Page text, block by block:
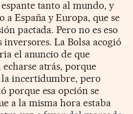
espante tanto al mundo, y
a España y Europa, que se
pactada. Pero no es eso
inversores. La Bolsa acogió
el anuncio de que
atrás, porque
incertidumbre, pero
porque esa opción se
a la misma hora estaba